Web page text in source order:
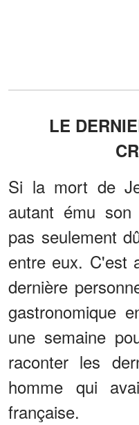
LE
Si la mort de
autant ému
pas seulement
entre eux. C'est
dernière
gastronomique
une semaine
raconter les
homme qui
française.